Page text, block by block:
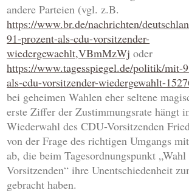
andere Parteien (vgl. z.B.
https://www.br.de/nachrichten/
91-prozent-als-cdu-vorsitzender-
wiedergewaehlt,VBmMzWj oder
https://www.tagesspiegel.de/politik/mit-
als-cdu-vorsitzender-wiedergewahlt-
bei geheimen Wahlen eher seltene
erste Ziffer der Zustimmungsrate hängt
Wiederwahl des CDU-Vorsitzenden
von der Frage des richtigen Umgangs
ab, die beim Tagesordnungspunkt „Wahl
Vorsitzenden“ ihre Unentschiedenheit
gebracht haben.